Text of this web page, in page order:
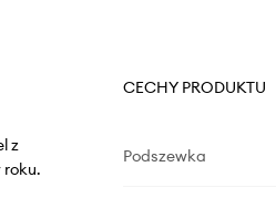
z
CECHY PRODUKTU
Podszewka